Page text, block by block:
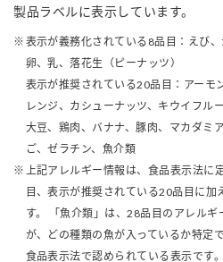
製品ラベルに表示しています。
表示が義務化されている8品目：えび、
卵、乳、落花生（ピーナッツ）
表示が推奨されている20品目：アーモ
レンジ、カシューナッツ、キウイフル
大豆、鶏肉、バナナ、豚肉、マカダミ
ご、ゼラチン、魚介類
上記アレルギー情報は、食品表示法に
目、表示が推奨されている20品目に加
す。 「魚介類」は、28品目のアレル
が、どの種類の魚が入っているか特定
食品表示法で認められている表示です。